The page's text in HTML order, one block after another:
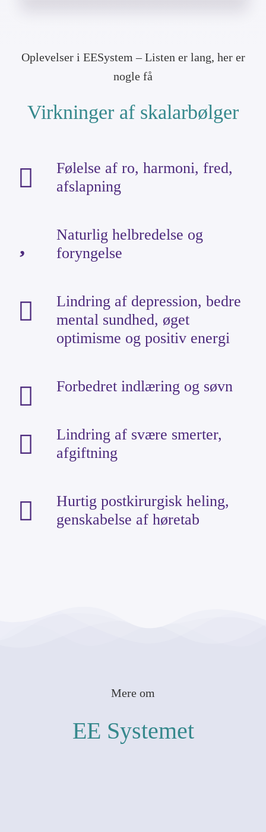
Oplevelser i EESystem – Listen er lang, her er
nogle få
Virkninger af skalarbølger
Følelse af ro, harmoni, fred,
afslapning
Naturlig helbredelse og
foryngelse
Lindring af depression, bedre
mental sundhed, øget
optimisme og positiv energi
Forbedret indlæring og søvn
Lindring af svære smerter,
afgiftning
Hurtig postkirurgisk heling,
genskabelse af høretab
Mere om
EE Systemet